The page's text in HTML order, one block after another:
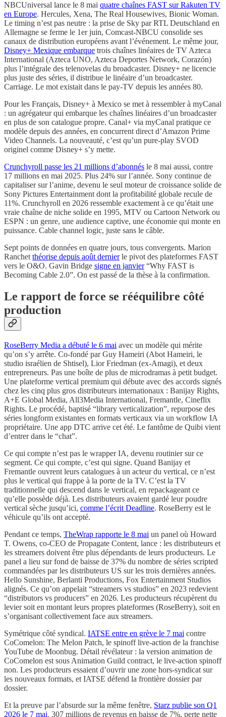
NBCUniversal lance le 8 mai quatre chaînes FAST sur Rakuten TV
en Europe. Hercules, Xena, The Real Housewives, Bionic Woman.
Le timing n’est pas neutre : la prise de Sky par RTL Deutschland en
Allemagne se ferme le 1er juin, Comcast-NBCU consolide ses
canaux de distribution européens avant l’événement. Le même jour,
Disney+ Mexique embarque trois chaînes linéaires de TV Azteca
International (Azteca UNO, Azteca Deportes Network, Corazón)
plus l’intégrale des telenovelas du broadcaster. Disney+ ne licencie
plus juste des séries, il distribue le linéaire d’un broadcaster.
Carriage. Le mot existait dans le pay-TV depuis les années 80.
Pour les Français, Disney+ à Mexico se met à ressembler à myCanal
: un agrégateur qui embarque les chaînes linéaires d’un broadcaster
en plus de son catalogue propre. Canal+ via myCanal pratique ce
modèle depuis des années, en concurrent direct d’Amazon Prime
Video Channels. La nouveauté, c’est qu’un pure-play SVOD
originel comme Disney+ s’y mette.
Crunchyroll passe les 21 millions d’abonnés le 8 mai aussi, contre
17 millions en mai 2025. Plus 24% sur l’année. Sony continue de
capitaliser sur l’anime, devenu le seul moteur de croissance solide de
Sony Pictures Entertainment dont la profitabilité globale recule de
11%. Crunchyroll en 2026 ressemble exactement à ce qu’était une
vraie chaîne de niche solide en 1995, MTV ou Cartoon Network ou
ESPN : un genre, une audience captive, une économie qui monte en
puissance. Cable channel logic, juste sans le câble.
Sept points de données en quatre jours, tous convergents. Marion
Ranchet théorise depuis août dernierle pivot des plateformes FAST
vers le O&O. Gavin Bridge signe en janvier“Why FAST is
Becoming Cable 2.0”. On est passé de la thèse à la confirmation.
Le rapport de force se rééquilibre côté
production
RoseBerry Media a débuté le 6 mai avec un modèle qui mérite
qu’on s’y arrête. Co-fondé par Guy Hameiri (Abot Hameiri, le
studio israélien de Shtisel), Lior Friedman (ex-Amagi), et deux
entrepreneurs. Pas une boîte de plus de microdramas à petit budget.
Une plateforme vertical premium qui débute avec des accords signés
chez les cinq plus gros distributeurs internationaux : Banijay Rights,
A+E Global Media, All3Media International, Fremantle, Cineflix
Rights. Le procédé, baptisé “library verticalization”, repurpose des
séries longform existantes en formats verticaux via un workflow IA
propriétaire. Une app DTC arrive cet été. Le fantôme de Quibi vient
d’entrer dans le “chat”.
Ce qui compte n’est pas le wrapper IA, devenu routinier sur ce
segment. Ce qui compte, c’est qui signe. Quand Banijay et
Fremantle ouvrent leurs catalogues à un acteur du vertical, ce n’est
plus le vertical qui frappe à la porte de la TV. C’est la TV
traditionnelle qui descend dans le vertical, en repackageant ce
qu’elle possède déjà. Les distributeurs avaient gardé leur poudre
vertical sèche jusqu’ici, comme l’écrit Deadline. RoseBerry est le
véhicule qu’ils ont accepté.
Pendant ce temps, TheWrap rapporte le 8 mai un panel où Howard
T. Owens, co-CEO de Propagate Content, lance : les distributeurs et
les streamers doivent être plus dépendants de leurs producteurs. Le
panel a lieu sur fond de baisse de 37% du nombre de séries scripted
commandées par les distributeurs US sur les trois dernières années.
Hello Sunshine, Berlanti Productions, Fox Entertainment Studios
alignés. Ce qu’on appelait “streamers vs studios” en 2023 redevient
“distributors vs producers” en 2026. Les producteurs récupèrent du
levier soit en montant leurs propres plateformes (RoseBerry), soit en
s’organisant collectivement face aux streamers.
Symétrique côté syndical. IATSE entre en grève le 7 mai contre
CoComelon: The Melon Patch, le spinoff live-action de la franchise
YouTube de Moonbug. Détail révélateur : la version animation de
CoComelon est sous Animation Guild contract, le live-action spinoff
non. Les producteurs essaient d’ouvrir une zone hors-syndicat sur
les nouveaux formats, et IATSE défend la frontière dossier par
dossier.
Et la preuve par l’absurde sur la même fenêtre, Starz publie son Q1
2026 le 7 mai. 307 millions de revenus en baisse de 7%, perte nette